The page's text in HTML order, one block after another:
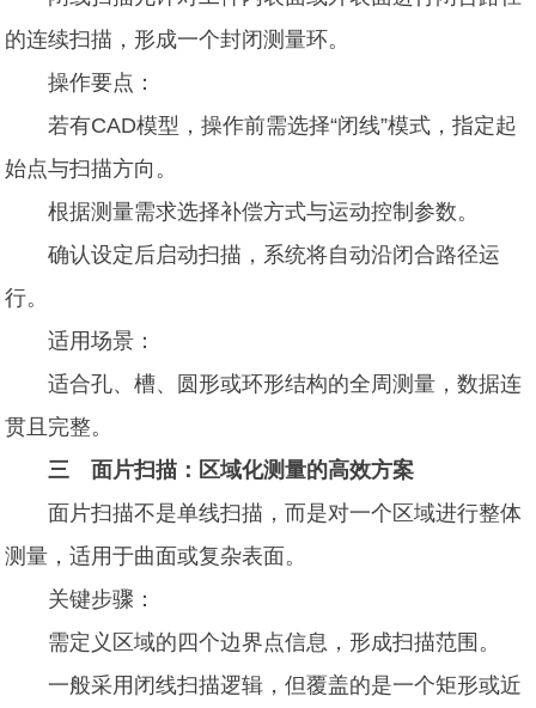
的连续扫描，形成一个封闭测量环。
操作要点：
若有CAD模型，操作前需选择“闭线”模式，指定起
始点与扫描方向。
根据测量需求选择补偿方式与运动控制参数。
确认设定后启动扫描，系统将自动沿闭合路径运
行。
适用场景：
适合孔、槽、圆形或环形结构的全周测量，数据连
贯且完整。
三 面片扫描：区域化测量的高效方案
面片扫描不是单线扫描，而是对一个区域进行整体
测量，适用于曲面或复杂表面。
关键步骤：
需定义区域的四个边界点信息，形成扫描范围。
一般采用闭线扫描逻辑，但覆盖的是一个矩形或近